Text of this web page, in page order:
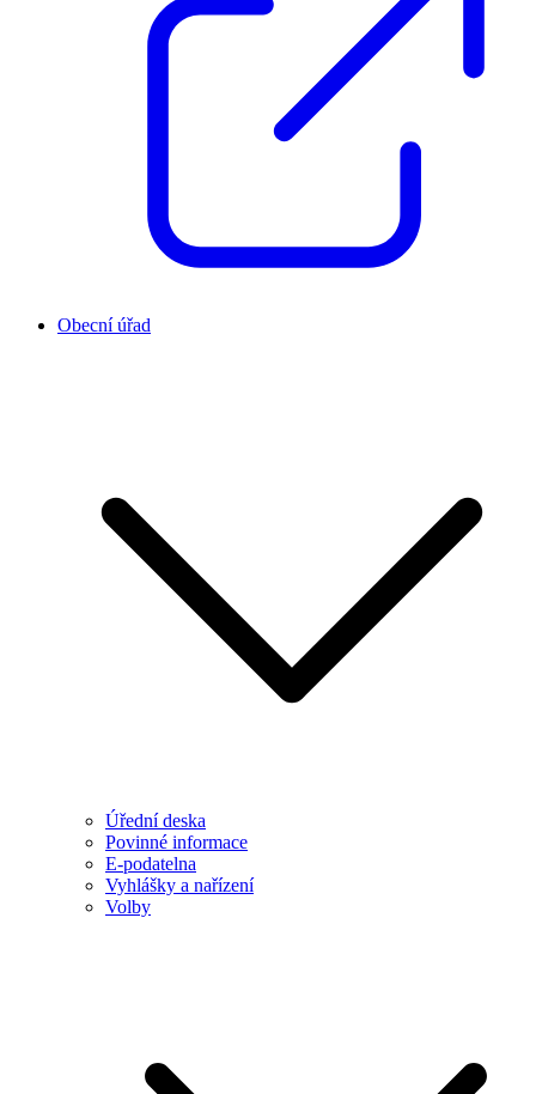
Obecní úřad
Úřední deska
Povinné informace
E-podatelna
Vyhlášky a nařízení
Volby